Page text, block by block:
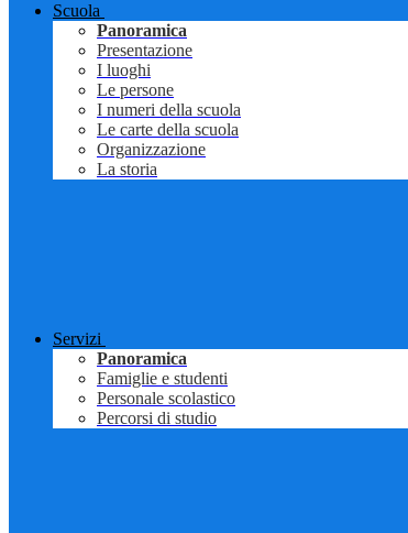
Scuola
Panoramica
Presentazione
I luoghi
Le persone
I numeri della scuola
Le carte della scuola
Organizzazione
La storia
Servizi
Panoramica
Famiglie e studenti
Personale scolastico
Percorsi di studio